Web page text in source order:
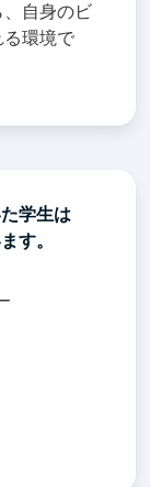
自身のビ
る環境で
学生は
す。